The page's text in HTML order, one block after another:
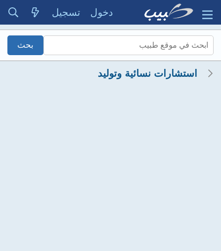
دخول تسجيل
استشارات نسائية وتوليد